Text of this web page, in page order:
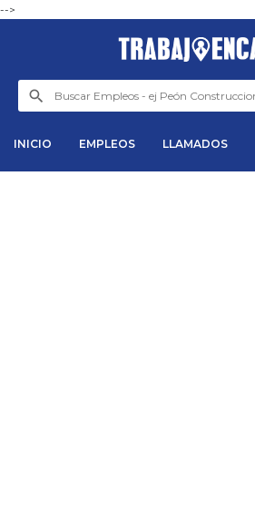
-->
INICIO EMPLEOS LLAMADOS